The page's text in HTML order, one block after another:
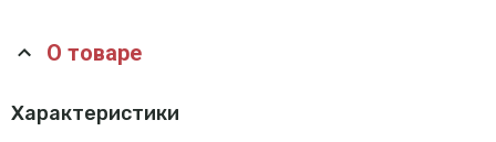
О товаре
Характеристики